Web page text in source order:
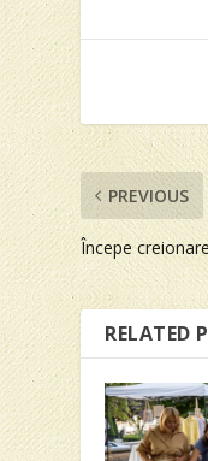
PREVIOUS
Începe
RELATED